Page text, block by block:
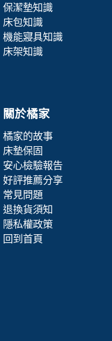
保潔墊知識
床包知識
機能寢具知識
床架知識
關於橘家
橘家的故事
床墊保固
安心檢驗報告
好評推薦分享
常見問題
退換貨須知
隱私權政策
回到首頁